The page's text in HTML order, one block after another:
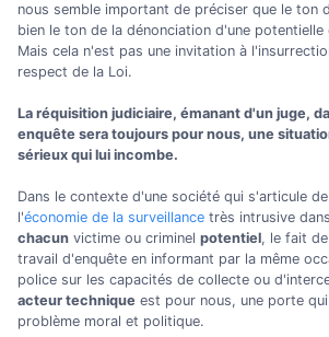
nous semble important de préciser que le ton
bien le ton de la dénonciation d'une
Mais cela n'est pas une invitation à
respect de la Loi.
La réquisition judiciaire, émanant d'un juge,
enquête sera toujours pour nous, une
sérieux qui lui incombe.
Dans le contexte d'une société qui s'articule
l'économie de la surveillance très intrusive
chacun victime ou criminel potentiel, le fait
travail d'enquête en informant par la même
police sur les capacités de collecte ou
acteur technique est pour nous, une porte
problème moral et politique.